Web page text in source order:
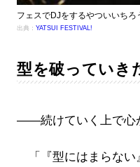
フェスでDJをするやついいちろ
出典： YATSUI FESTIVAL!
型を破っていき
――続けていく上で心
「『型にはまらない